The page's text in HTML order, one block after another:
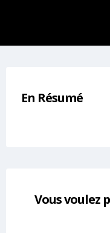
En Résumé
Vous voulez